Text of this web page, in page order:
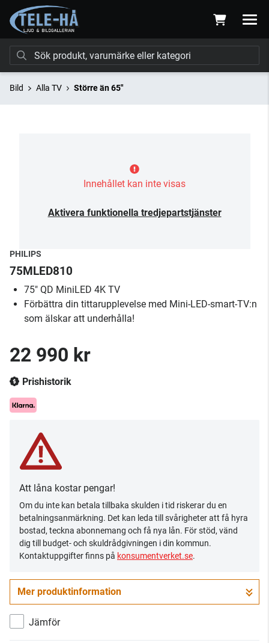
Bild Alla TV Större än 65"
Innehållet kan inte visas
Aktivera funktionella tredjepartstjänster
PHILIPS
75MLED810
75" QD MiniLED 4K TV
Förbättra din tittarupplevelse med Mini-LED-smart-TV:n
som älskar att underhålla!
22 990 kr
Prishistorik
Att låna kostar pengar!
Om du inte kan betala tillbaka skulden i tid riskerar du en
betalningsanmärkning. Det kan leda till svårigheter att få hyra
bostad, teckna abonnemang och få nya lån. För stöd, vänd
dig till budget- och skuldrådgivningen i din kommun.
Kontaktuppgifter finns på konsumentverket.se.
Mer produktinformation
Jämför